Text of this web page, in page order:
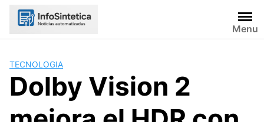
Skip
Menu
TECNOLOGIA
Dolby Vision 2